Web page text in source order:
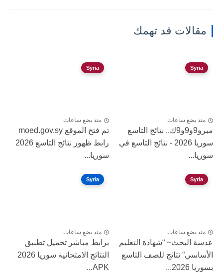
مقالات قد تهمك
Syria
منذ بضع ساعات
مبرو9و9و9ك.. نتائج التاسع
سوريا 2026 - نتائج التاسع في
سوريا...
Syria
منذ بضع ساعات
تم فتح الموقع moed.gov.sy
رابط ظهور نتائج التاسع 2026
سوريا...
Syria
منذ بضع ساعات
عدسة البحث~ “شهادة التعليم
الأساسي” نتائج للصف التاسع
بسوريا 2026...
Syria
منذ بضع ساعات
برابط مباشر تحميل تطبيق
النتائج الامتحانية سوريا 2026
APK...